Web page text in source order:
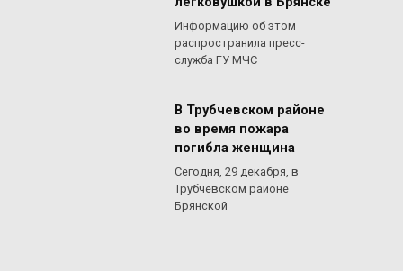
Информацию об этом
распространила пресс-
служба ГУ МЧС
В Трубчевском районе
во время пожара
погибла женщина
Сегодня, 29 декабря, в
Трубчевском районе
Брянской